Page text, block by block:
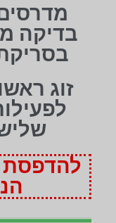
בדיקה
זוג
להדפסת